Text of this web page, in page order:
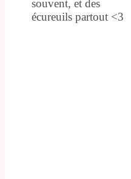
souvent, et des
écureuils partout <3